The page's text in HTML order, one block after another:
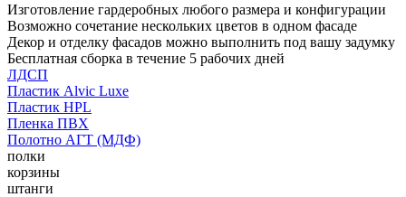
Изготовление гардеробных любого размера и конфигурации
Возможно сочетание нескольких цветов в одном фасаде
Декор и отделку фасадов можно выполнить под вашу задумку
Бесплатная сборка в течение 5 рабочих дней
ЛДСП
Пластик Alvic Luxe
Пластик HPL
Пленка ПВХ
Полотно АГТ (МДФ)
полки
корзины
штанги